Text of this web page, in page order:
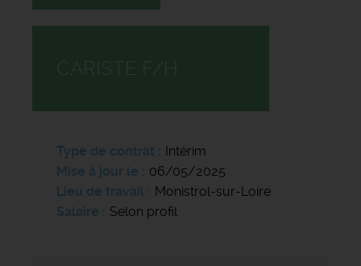
CARISTE F/H
Type de contrat
Intérim
Mise à jour le
06/05/2025
Lieu de travail
Monistrol-sur-Loire
Salaire
Selon profil